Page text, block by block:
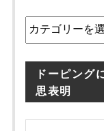
テ
リ
ドーピング
思表明